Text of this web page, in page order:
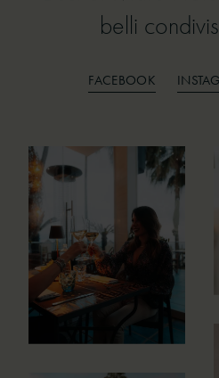
belli
belli
FACEBOOK